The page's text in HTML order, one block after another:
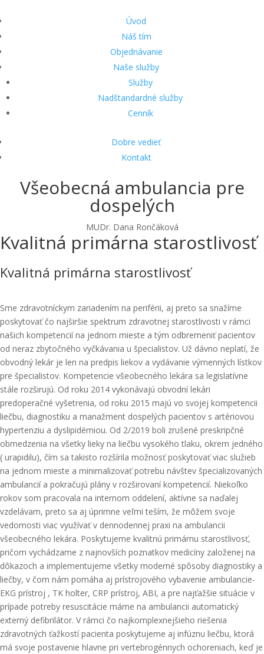
Úvod
Náš tím
Objednávanie
Naše služby
Služby
Nadštandardné služby
Cenník
Dobre vedieť
Kontakt
Všeobecná ambulancia pre
dospelých
MUDr. Dana Rončáková
Kvalitná primárna starostlivosť
Kvalitná primárna starostlivosť
Sme zdravotníckym zariadením na periférii, aj preto sa snažíme
poskytovať čo najširšie spektrum zdravotnej starostlivosti v rámci
našich kompetencií na jednom mieste a tým odbremeniť pacientov
od neraz zbytočného vyčkávania u špecialistov. Už dávno neplatí, že
obvodný lekár je len na predpis liekov a vydávanie výmenných lístkov
pre špecialistov. Kompetencie všeobecného lekára sa legislatívne
stále rozširujú. Od roku 2014 vykonávajú obvodní lekári
predoperačné vyšetrenia, od roku 2015 majú vo svojej kompetencii
liečbu, diagnostiku a manažment dospelých pacientov s artériovou
hypertenziu a dyslipidémiou. Od 2/2019 boli zrušené preskripčné
obmedzenia na všetky lieky na liečbu vysokého tlaku, okrem jedného
( urapidilu), čím sa takisto rozšírila možnosť poskytovať viac služieb
na jednom mieste a minimalizovať potrebu návštev špecializovaných
ambulancií a pokračujú plány v rozširovaní kompetencií. Niekoľko
rokov som pracovala na internom oddelení, aktívne sa naďalej
vzdelávam, preto sa aj úprimne veľmi teším, že môžem svoje
vedomosti viac využívať v dennodennej praxi na ambulancii
všeobecného lekára. Poskytujeme kvalitnú primárnu starostlivosť,
pričom vychádzame z najnovších poznatkov medicíny založenej na
dôkazoch a implementujeme všetky moderné spôsoby diagnostiky a
liečby, v čom nám pomáha aj prístrojového vybavenie ambulancie-
EKG prístroj , TK holter, CRP prístroj, ABI, a pre najťažšie situácie v
prípade potreby resuscitácie máme na ambulancii automatický
externý defibrilátor. V rámci čo najkomplexnejšieho riešenia
zdravotných ťažkostí pacienta poskytujeme aj infúznu liečbu, ktorá
má svoje postavenie hlavne pri vertebrogénnych ochoreniach, keď je